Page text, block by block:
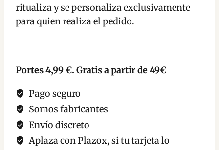
ritualiza y se personaliza exclusivamente
para quien realiza el pedido.
Portes 4,99 €. Gratis a partir de 49€
Pago seguro
Somos fabricantes
Envío discreto
Aplaza con Plazox, si tu tarjeta lo